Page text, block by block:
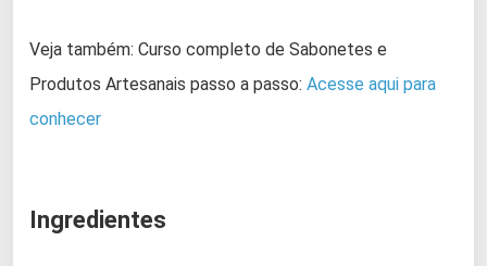
Veja também: Curso completo de Sabonetes e
Produtos Artesanais passo a passo: Acesse aqui para
conhecer
Ingredientes